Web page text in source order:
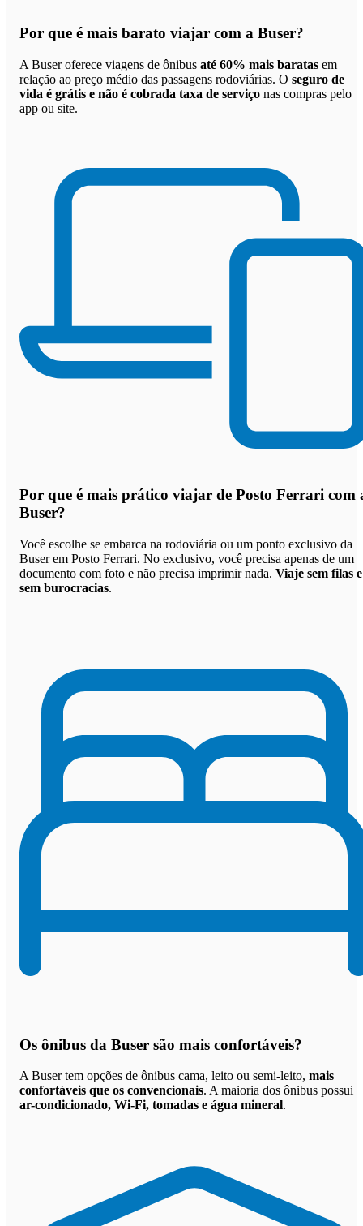
Por que é mais barato viajar com a Buser?
A Buser oferece viagens de ônibus até 60% mais baratas em
relação ao preço médio das passagens rodoviárias. O seguro de
vida é grátis e não é cobrada taxa de serviço nas compras pelo
app ou site.
Por que é mais prático viajar de Posto Ferrari com
Buser?
Você escolhe se embarca na rodoviária ou um ponto exclusivo da
Buser em Posto Ferrari. No exclusivo, você precisa apenas de um
documento com foto e não precisa imprimir nada. Viaje sem filas e
sem burocracias.
Os ônibus da Buser são mais confortáveis?
A Buser tem opções de ônibus cama, leito ou semi-leito, mais
confortáveis que os convencionais. A maioria dos ônibus possui
ar-condicionado, Wi-Fi, tomadas e água mineral.